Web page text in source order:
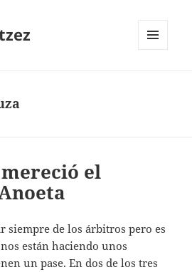
el
siempre de los árbitros pero es
están haciendo unos
un pase. En dos de los tres